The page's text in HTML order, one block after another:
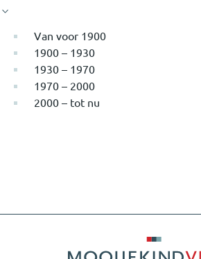
Van voor 1900
1900 – 1930
1930 – 1970
1970 – 2000
2000 – tot nu